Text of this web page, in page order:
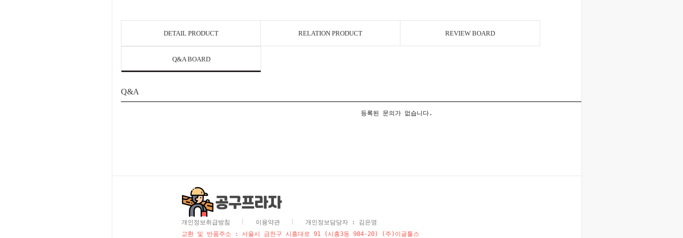
DETAIL PRODUCT RELATION PRODUCT REVIEW BOARD
Q&A BOARD
Q&A
등록된 문의가 없습니다.
개인정보취급방침 이용약관
개인정보담당자 : 김은영
교환 및 반품주소 : 서울시 금천구 시흥대로 91 (시흥3동 984-20) (주)이글툴스